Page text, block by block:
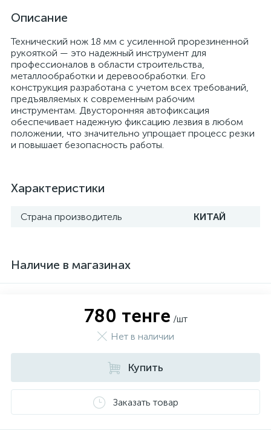
Описание
Технический нож 18 мм с усиленной прорезиненной
рукояткой — это надежный инструмент для
профессионалов в области строительства,
металлообработки и деревообработки. Его
конструкция разработана с учетом всех требований,
предъявляемых к современным рабочим
инструментам. Двусторонняя автофиксация
обеспечивает надежную фиксацию лезвия в любом
положении, что значительно упрощает процесс резки
и повышает безопасность работы.
Характеристики
Страна производитель КИТАЙ
Наличие в магазинах
780 тенге /шт
Нет в наличии
Купить
Заказать товар